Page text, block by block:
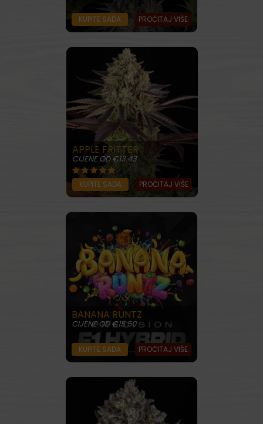
KUPITE SADA PROČITAJ VIŠE
APPLE FRITTER
CIJENE OD €13.43
KUPITE SADA PROČITAJ VIŠE
BANANA RUNTZ
CIJENE OD €15.50
KUPITE SADA PROČITAJ VIŠE